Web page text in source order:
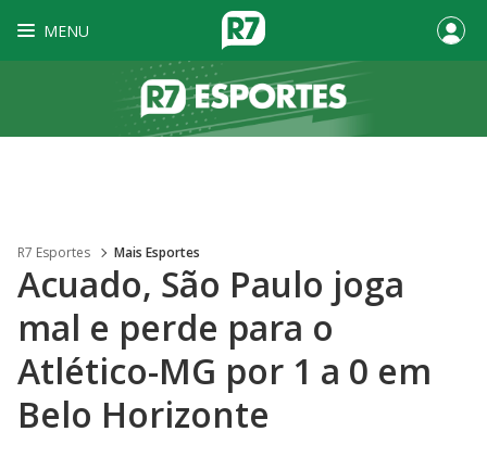
MENU
R7 Esportes Mais Esportes
Acuado, São Paulo joga
mal e perde para o
Atlético-MG por 1 a 0 em
Belo Horizonte